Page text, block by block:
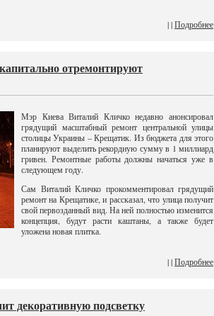
| |Подробнее
отремонтируют
Мэр Киева Виталий Кличко недавно анонсировал
грядущий масштабный ремонт центральной улицы
столицы Украины – Крещатик. Из бюджета для этого
планируют выделить рекордную сумму в 1 миллиард
гривен. Ремонтные работы должны начаться уже в
следующем году.
Сам Виталий Кличко прокомментировал грядущий
ремонт на Крещатике, и рассказал, что улица получит
свой первозданный вид. На ней полностью изменится
концепция, будут расти каштаны, а также будет
уложена новая плитка.
| |Подробнее
декоративную подсветку